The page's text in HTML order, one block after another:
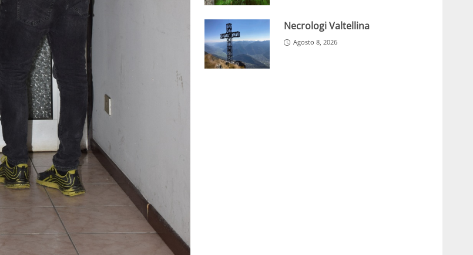
Necrologi Valtellina
Agosto 8, 2026